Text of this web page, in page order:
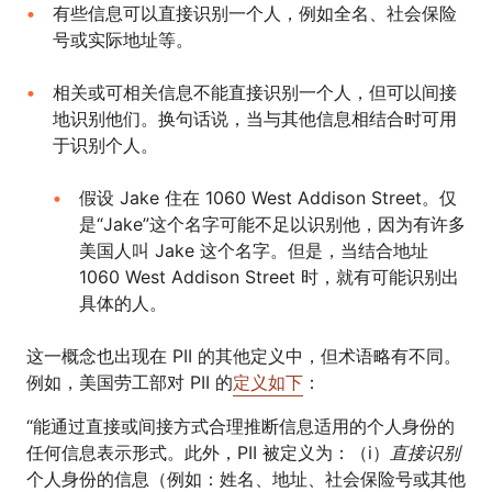
有些信息可以直接识别一个人，例如全名、社会保险
号或实际地址等。
相关或可相关信息不能直接识别一个人，但可以间接
地识别他们。换句话说，当与其他信息相结合时可用
于识别个人。
假设 Jake 住在 1060 West Addison Street。仅
是“Jake”这个名字可能不足以识别他，因为有许多
美国人叫 Jake 这个名字。但是，当结合地址
1060 West Addison Street 时，就有可能识别出
具体的人。
这一概念也出现在 PII 的其他定义中，但术语略有不同。
例如，美国劳工部对 PII 的定义如下 ：
“能通过直接或间接方式合理推断信息适用的个人身份的
任何信息表示形式。此外，PII 被定义为：（i）
直接识别
个人身份的信息（例如：姓名、地址、社会保险号或其他